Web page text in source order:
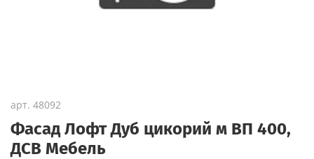
арт. 48092
Фасад Лофт Дуб цикорий м ВП 400,
ДСВ Мебель